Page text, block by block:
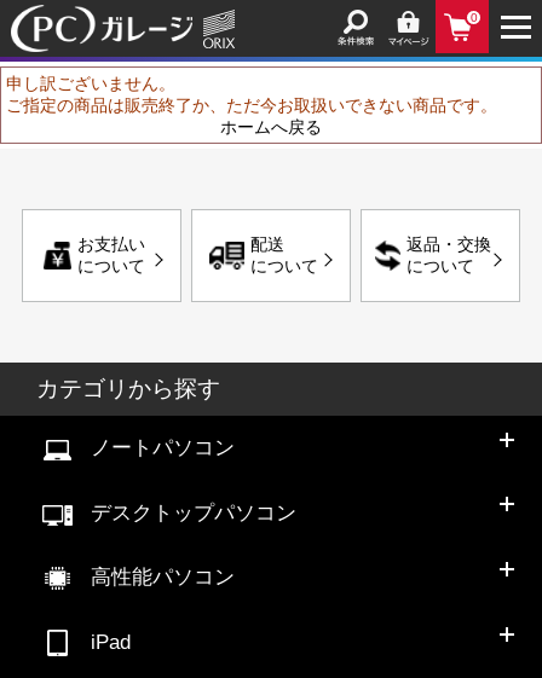
0
申し訳ございません。
ご指定の商品は販売終了か、ただ今お取扱いできない商品です。
ホームへ戻る
お支払い
について
配送
について
返品・交換
について
カテゴリから探す
ノートパソコン
デスクトップパソコン
高性能パソコン
iPad